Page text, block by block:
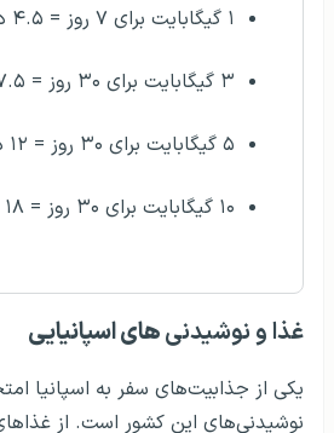
۱ گیگابایت برای ۷ روز = ۴.۵ دلار
۳ گیگابایت برای ۳۰ روز = ۷.۵ دلار
۵ گیگابایت برای ۳۰ روز = ۱۲ دلار
۱۰ گیگابایت برای ۳۰ روز = ۱۸ دلار
غذا و نوشیدنیهای اسپانیایی
یکی از جذابیت‌های سفر به اسپانیا
نوشیدنی‌های این کشور است. از غذاهای